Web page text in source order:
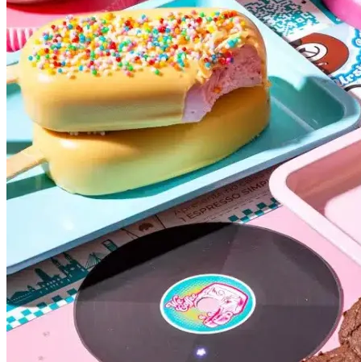
Flamengo